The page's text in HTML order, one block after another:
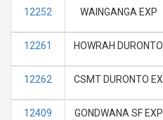
12252 WAINGANGA EXP
12261 HOWRAH DURONTO
12262 CSMT DURONTO EX
12409 GONDWANA SF EXP